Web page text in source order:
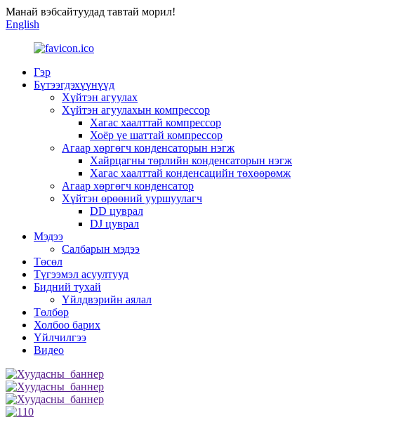
Манай вэбсайтуудад тавтай морил!
English
Гэр
Бүтээгдэхүүнүүд
Хүйтэн агуулах
Хүйтэн агуулахын компрессор
Хагас хаалттай компрессор
Хоёр үе шаттай компрессор
Агаар хөргөгч конденсаторын нэгж
Хайрцагны төрлийн конденсаторын нэгж
Хагас хаалттай конденсацийн төхөөрөмж
Агаар хөргөгч конденсатор
Хүйтэн өрөөний ууршуулагч
DD цуврал
DJ цуврал
Мэдээ
Салбарын мэдээ
Төсөл
Түгээмэл асуултууд
Бидний тухай
Үйлдвэрийн аялал
Төлбөр
Холбоо барих
Үйлчилгээ
Видео